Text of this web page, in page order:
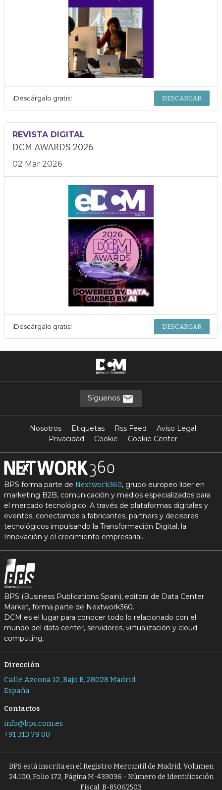
¡Descárgalo gratis! DESCARGAR
REVISTA DIGITAL
DCM AWARDS 2026
02 Mar 2026
¡Descárgalo gratis! DESCARGAR
Síguenos
Nosotros Etiquetas Rss Feed
Aviso Legal
Privacidad
Cookie Cookie Center
BPS forma parte de Nextwork360, grupo europeo líder en
marketing B2B, comunicación y medios especializados para
el mercado tecnológico. A través de plataformas digitales y
eventos, conectamos a fabricantes, partners y decisores
tecnológicos impulsando la Transformación Digital, la
Innovación y el crecimiento empresarial.
BPS (Business Publications Spain), editora de Data Center
Market, forma parte de Nextwork360.
DCM es el lugar para conocer todo lo relacionado con el
mundo del data center, servidores, virtualización y cloud
computing.
Dirección
Calle Azcona 12, Bajo B, 28028 Madrid
España
Contactos
info@bps.com.es
+91 313 79 00
BPS está inscrita en el Registro Mercantil de Madrid, Volumen
24.100, Folio 172, Página M-433036 - Número de Identificación
Fiscal: B-85062503